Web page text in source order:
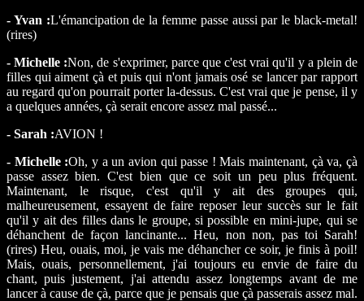
- Yvan :L'émancipation de la femme passe aussi par le black-metal!
(rires)
- Michelle :Non, de s'exprimer, parce que c'est vrai qu'il y a plein de
filles qui aiment çà et puis qui n'ont jamais osé se lancer par rapport
au regard qu'on pourrait porter la-dessus. C'est vrai que je pense, il y
a quelques années, çà serait encore assez mal passé...
- Sarah :AVION !
- Michelle :Oh, y a un avion qui passe ! Mais maintenant, çà va, çà
passe assez bien. C'est bien que ce soit un peu plus fréquent.
Maintenant, le risque, c'est qu'il y ait des groupes qui,
malheureusement, essayent de faire reposer leur succès sur le fait
qu'il y ait des filles dans le groupe, si possible en mini-jupe, qui se
déhanchent de façon lancinante... Heu, non non, pas toi Sarah!
(rires) Heu, ouais, moi, je vais me déhancher ce soir, je finis à poil!
Mais, ouais, personnellement, j'ai toujours eu envie de faire du
chant, puis justement, j'ai attendu assez longtemps avant de me
lancer à cause de çà, parce que je pensais que çà passerais assez mal.